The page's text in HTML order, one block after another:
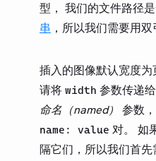
型， 我们的文件路径
串 ，所以我们需要用双
插入的图像默认宽度为
请将 width 参数传递给
命名（named）
参数
name: value 对。 如
隔它们，所以我们首